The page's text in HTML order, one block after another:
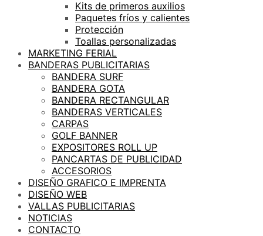
Kits de primeros auxilios
Paquetes fríos y calientes
Protección
Toallas personalizadas
MARKETING FERIAL
BANDERAS PUBLICITARIAS
BANDERA SURF
BANDERA GOTA
BANDERA RECTANGULAR
BANDERAS VERTICALES
CARPAS
GOLF BANNER
EXPOSITORES ROLL UP
PANCARTAS DE PUBLICIDAD
ACCESORIOS
DISEÑO GRAFICO E IMPRENTA
DISEÑO WEB
VALLAS PUBLICITARIAS
NOTICIAS
CONTACTO